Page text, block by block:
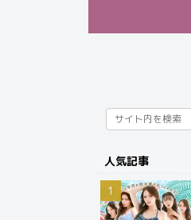
人気記事